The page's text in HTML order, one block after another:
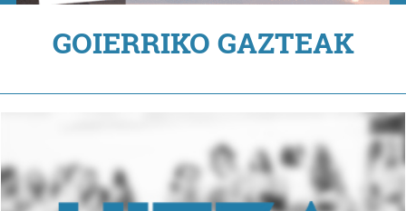
GOIERRIKO GAZTEAK